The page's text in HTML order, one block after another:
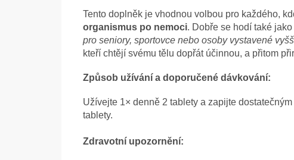
Tento doplněk je vhodnou volbou pro každého,
organismus po nemoci. Dobře se hodí také
pro seniory, sportovce nebo osoby vystavené
kteří chtějí svému tělu dopřát účinnou, a přitom
Způsob užívání a doporučené dávkování:
Užívejte 1× denně 2 tablety a zapijte
tablety.
Zdravotní upozornění: